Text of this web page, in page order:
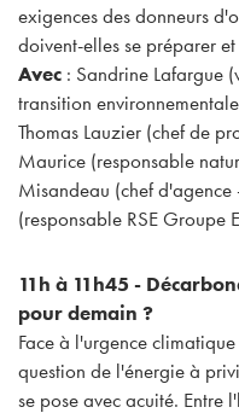
exigences des donneurs
doivent-elles se préparer
Avec : Sandrine Lafargue
transition
Thomas Lauzier (chef de
Maurice (responsable
Misandeau (chef d'agence
(responsable RSE Groupe
11h à 11h45 -
pour demain ?
Face à l'urgence
question de l'énergie à
se pose avec acuité. Entre